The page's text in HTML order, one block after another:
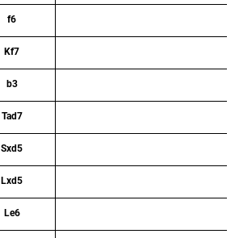
f6
Kf7
b3
Tad7
Sxd5
Lxd5
Le6